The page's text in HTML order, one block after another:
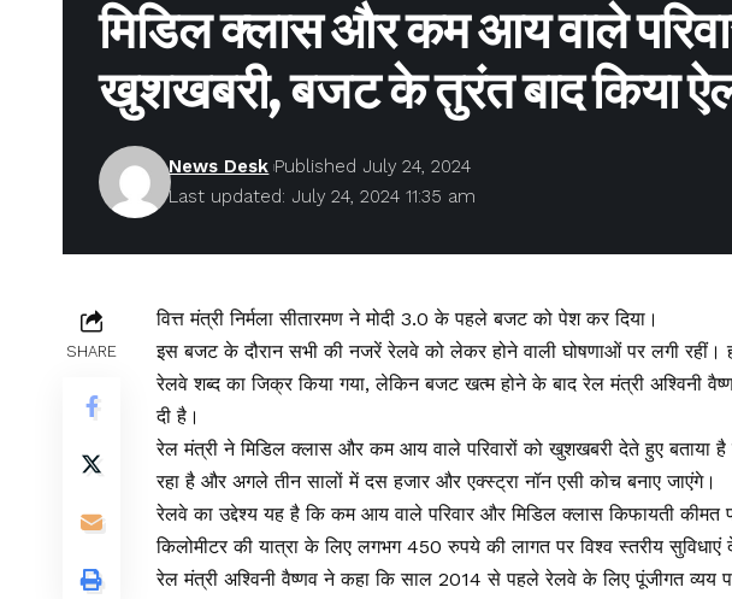
मिडिल क्लास और कम आय वाले
खुशखबरी, बजट के तुरंत बाद किया
Last updated: July 24, 2024 11:35 am
News Desk Published July 24, 2024
SHARE
वित्त मंत्री निर्मला सीतारमण ने मोदी 3.0 के पहले बजट को पेश कर दिया।
इस बजट के दौरान सभी की नजरें रेलवे को लेकर होने वाली घोषणाओं पर लगी रहीं।
रेलवे शब्द का जिक्र किया गया, लेकिन बजट खत्म होने के बाद रेल मंत्री अश्विनी
दी है।
रेल मंत्री ने मिडिल क्लास और कम आय वाले परिवारों को खुशखबरी देते हुए बताया
रहा है और अगले तीन सालों में दस हजार और एक्स्ट्रा नॉन एसी कोच बनाए जाएंगे।
रेलवे का उद्देश्य यह है कि कम आय वाले परिवार और मिडिल क्लास किफायती कीमत
किलोमीटर की यात्रा के लिए लगभग 450 रुपये की लागत पर विश्व स्तरीय सुविधाएं
रेल मंत्री अश्विनी वैष्णव ने कहा कि साल 2014 से पहले रेलवे के लिए पूंजीगत